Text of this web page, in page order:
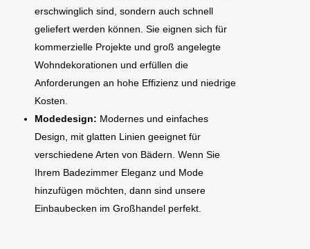
erschwinglich sind, sondern auch schnell
geliefert werden können. Sie eignen sich für
kommerzielle Projekte und groß angelegte
Wohndekorationen und erfüllen die
Anforderungen an hohe Effizienz und niedrige
Kosten.
Modedesign: Modernes und einfaches
Design, mit glatten Linien geeignet für
verschiedene Arten von Bädern. Wenn Sie
Ihrem Badezimmer Eleganz und Mode
hinzufügen möchten, dann sind unsere
Einbaubecken im Großhandel perfekt.